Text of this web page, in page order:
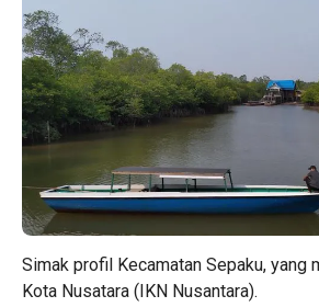
Simak profil Kecamatan Sepaku, yang
Kota Nusatara (IKN Nusantara).